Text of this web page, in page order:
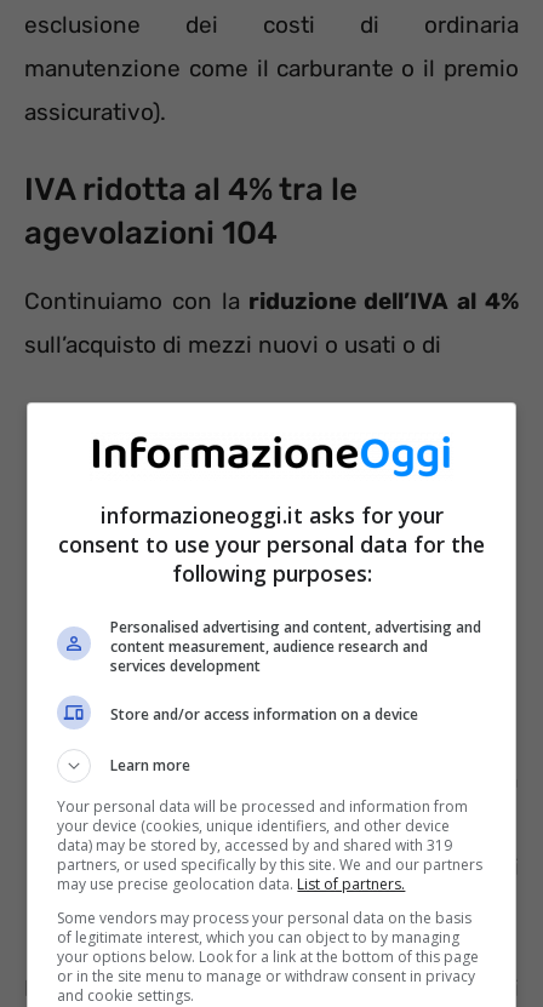
esclusione dei costi di ordinaria
manutenzione come il carburante o il premio
assicurativo).
IVA ridotta al 4% tra le
agevolazioni 104
Continuiamo con la riduzione dell’IVA al 4%
sull’acquisto di mezzi nuovi o usati o di
prestazioni di adattamento di auto non
adattate già in possesso del disabile,
cessione di strumenti e accessori usati
per l’adattamento.
L’IVA al 4% viene applicata unicamente sugli
informazioneoggi.it asks for your
consent to use your personal data for the
following purposes:
Personalised advertising and content, advertising and
content measurement, audience research and
services development
Store and/or access information on a device
Learn more
Your personal data will be processed and information from
your device (cookies, unique identifiers, and other device
data) may be stored by, accessed by and shared with 319
partners, or used specifically by this site. We and our partners
may use precise geolocation data. List of partners.
Some vendors may process your personal data on the basis
of legitimate interest, which you can object to by managing
your options below. Look for a link at the bottom of this page
or in the site menu to manage or withdraw consent in privacy
and cookie settings.